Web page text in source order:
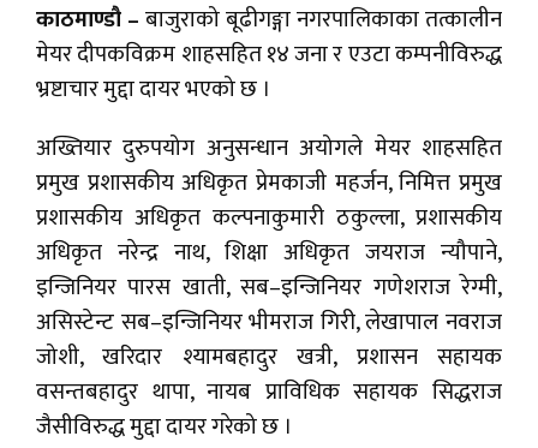
काठमाण्डौ –बाजुराको बूढीगङ्गा नगरपालिकाका तत्कालीन
मेयर दीपकविक्रम शाहसहित १४ जना र एउटा कम्पनीविरुद्ध
भ्रष्टाचार मुद्दा दायर भएको छ ।
अख्तियार दुरुपयोग अनुसन्धान अयोगले मेयर शाहसहित
प्रमुख प्रशासकीय अधिकृत प्रेमकाजी महर्जन, निमित्त प्रमुख
प्रशासकीय अधिकृत कल्पनाकुमारी ठकुल्ला, प्रशासकीय
अधिकृत नरेन्द्र नाथ, शिक्षा अधिकृत जयराज न्यौपाने,
इन्जिनियर पारस खाती, सब–इन्जिनियर गणेशराज रेग्मी,
असिस्टेन्ट सब–इन्जिनियर भीमराज गिरी, लेखापाल नवराज
जोशी, खरिदार श्यामबहादुर खत्री, प्रशासन सहायक
वसन्तबहादुर थापा, नायब प्राविधिक सहायक सिद्धराज
जैसीविरुद्ध मुद्दा दायर गरेको छ ।